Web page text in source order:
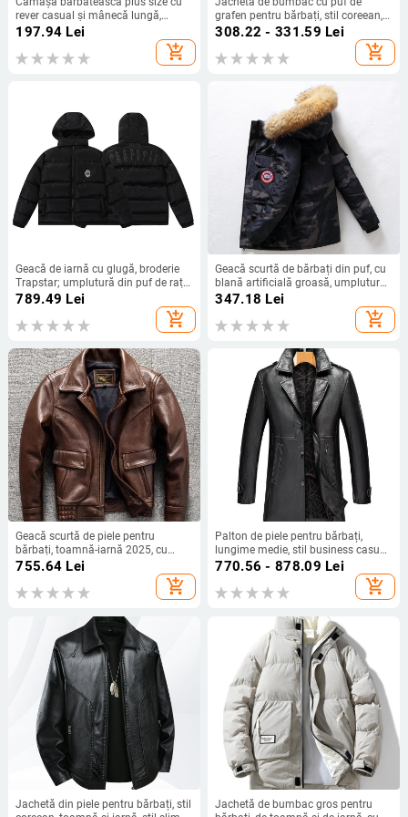
rever casual și mânecă lungă,
cerneală - DH202
197.94 Lei
add_shopping_cart
grafen pentru bărbați, stil coreean,
casual, cu glugă, îngroșată, caldă,
din bumbac, vestă de bumbac auriu
negru pentru bărbați
308.22 - 331.59 Lei
add_shopping_cart
Geacă de iarnă cu glugă, broderie
Trapstar; umplutură din puf de rață
alb; rezistentă la vânt; umplere 95;
550 puf; îmbrăcăminte exterioară
de iarnă unisex
789.49 Lei
add_shopping_cart
Geacă scurtă de bărbați din puf, cu
blană artificială groasă, umplutură
din puf de rață alb, 86–90% cașmir,
rezistentă la frig
347.18 Lei
add_shopping_cart
Geacă scurtă de piele pentru
bărbați, toamnă-iarnă 2025, cu
guler rever, croială strânsă, versatilă,
stilată, la modă, din piele moale
755.64 Lei
add_shopping_cart
Palton de piele pentru bărbați,
lungime medie, stil business casual,
căptușit cu fleece pentru toamnă și
iarnă, jachetă din piele cu guler
sacou
770.56 - 878.09 Lei
add_shopping_cart
Jachetă din piele pentru bărbați, stil
Jachetă de bumbac gros pentru